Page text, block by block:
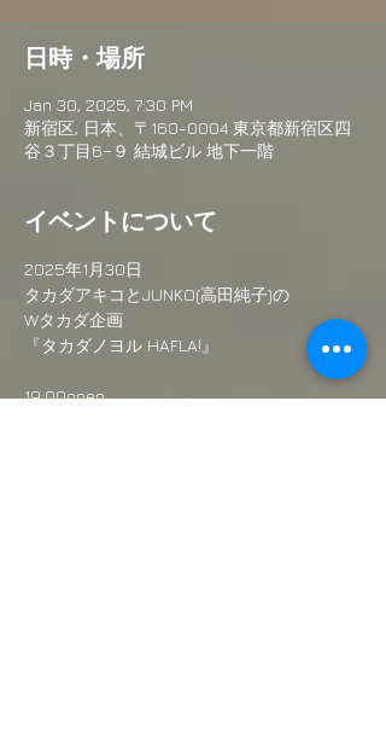
日時・場所
Jan 30, 2025, 7:30 PM
新宿区, 日本、〒160-0004 東京都新宿区四
谷３丁目6−９ 結城ビル 地下一階
イベントについて
2025年1月30日
タカダアキコとJUNKO(高田純子)の
Wタカダ企画
『タカダノヨル HAFLA!』
19:00open